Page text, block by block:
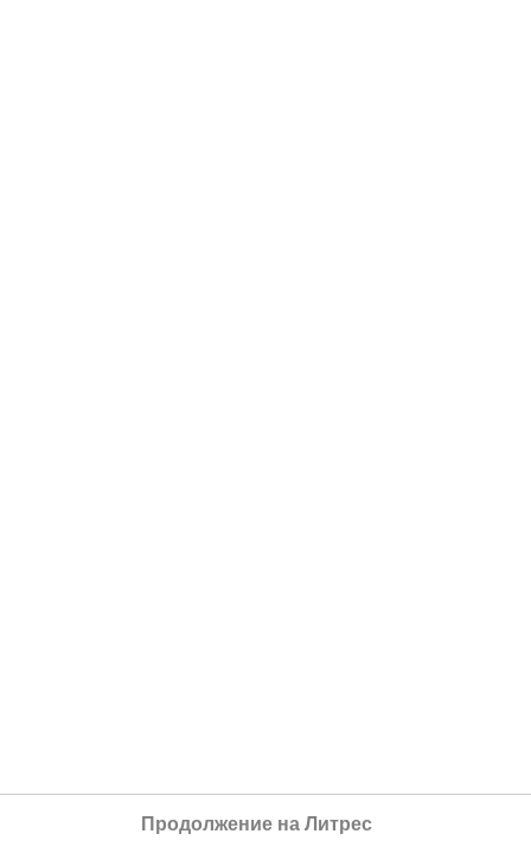
Продолжение на Литрес